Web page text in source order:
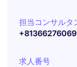
担当コンサルタ
+81366276069
求人番号